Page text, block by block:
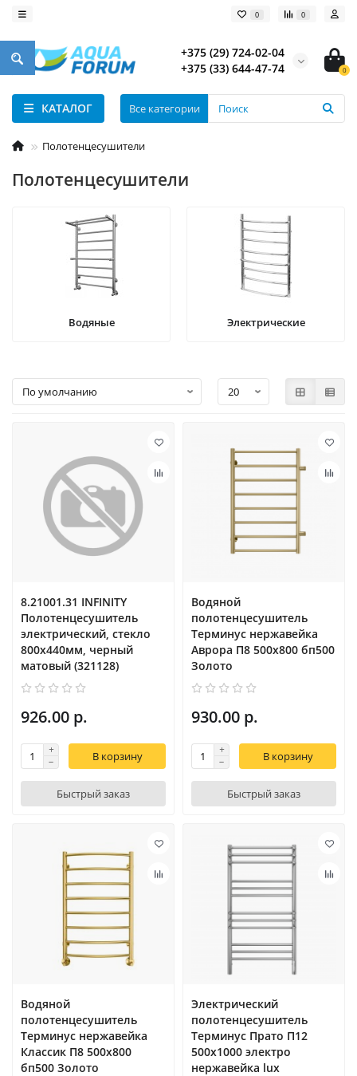
0 0
+375 (29) 724-02-04
+375 (33) 644-47-74
0
КАТАЛОГ Все категории
Полотенцесушители
Полотенцесушители
Водяные Электрические
8.21001.31 INFINITY
Полотенцесушитель
электрический, стекло
800х440мм, черный
матовый (321128)
926.00 р.
В корзину
Быстрый заказ
Водяной
полотенцесушитель
Терминус нержавейка
Аврора П8 500х800 бп500
Золото
930.00 р.
В корзину
Быстрый заказ
Водяной
полотенцесушитель
Терминус нержавейка
Классик П8 500х800
бп500 Золото
Электрический
полотенцесушитель
Терминус Прато П12
500х1000 электро
нержавейка lux